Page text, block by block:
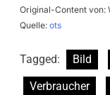
Original-Content von:
Quelle: ots
Tagged: Bild
Verbraucher